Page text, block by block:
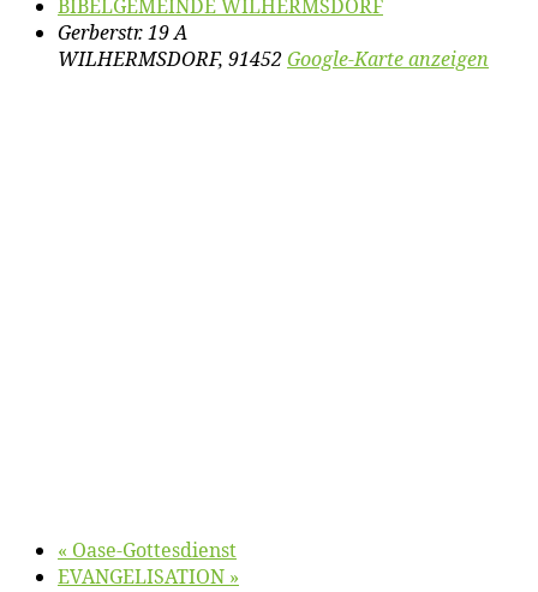
BIBELGEMEINDE WILHERMSDORF
Gerberstr. 19 A
WILHERMSDORF, 91452Google-Karte anzeigen
« Oa­se-Got­tes­dienst
EVANGELISATION »